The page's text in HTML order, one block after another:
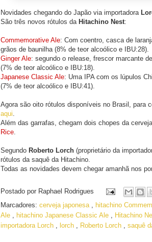
Novidades chegando do Japão via importadora
São três novos rótulos da Hitachino Nest:
Commemorative Ale: Com coentro, casca de
grãos de baunilha (8% de teor alcoólico e IBU:28).
Ginger Ale: segundo o release, frescor marcante
(7% de teor alcoólico e IBU:18).
Japanese Classic Ale: Uma IPA com os lúpulos
(7% de teor alcoólico e IBU:41).
Agora são oito rótulos disponíveis no Brasil, para
aqui.
Além das garrafas, chegam dois chopes da
Rice.
Segundo Roberto Lorch (proprietário da
rótulos da saquê da Hitachino.
Todas as novidades devem chegar amanhã nos
Postado por Raphael Rodrigues
Marcadores: cerveja japonesa , hitachino
Ale , hitachino Japanese Classic Ale , Hitachino
importadora Lorch , lorch , Roberto Lorch , saquê